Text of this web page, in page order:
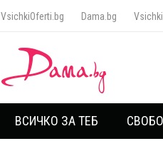
VsichkiOferti.bg Dama.bg
ВСИЧКО ЗА ТЕБ